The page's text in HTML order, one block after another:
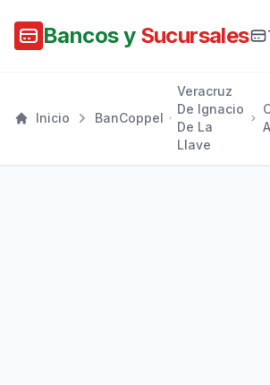
Bancos y Sucursales
Inicio BanCoppel
Veracruz
De Ignacio
De La
Llave